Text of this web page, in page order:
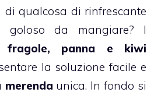
di qualcosa di rinfrescante
goloso da mangiare? I
fragole, panna e kiwi
la soluzione facile e
merenda unica. In fondo si